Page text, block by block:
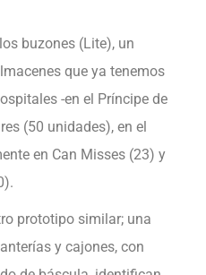
buzones (Lite), un
que ya tenemos
-en el Príncipe de
(50 unidades), en el
en Can Misses (23) y
prototipo similar; una
y cajones, con